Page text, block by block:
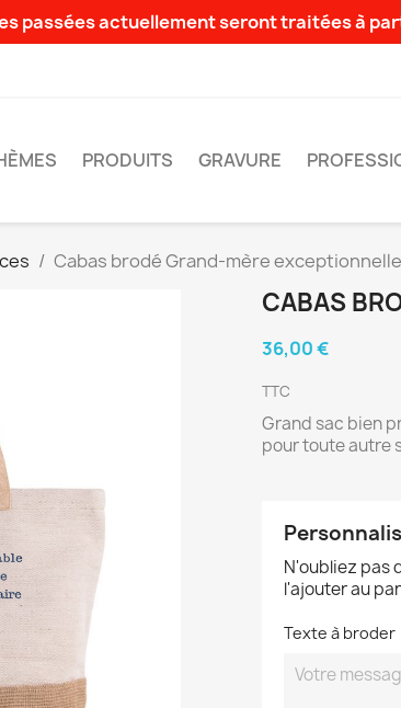
passées actuellement seront traitées à
PRODUITS GRAVURE
Cabas brodé Grand-mère exceptionnelle
CABAS
36,00 €
TTC
Grand sac bien
pour toute autre
N'oubliez pas
l'ajouter au
Texte à broder